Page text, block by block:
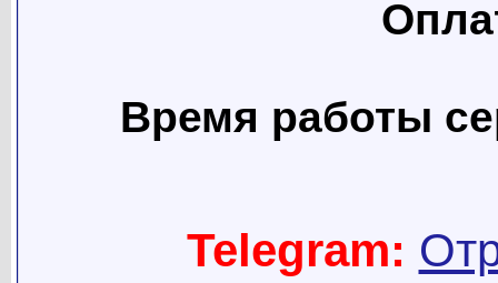
Время работы
Telegram: